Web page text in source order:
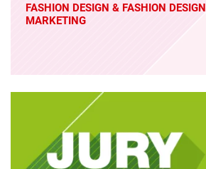
FASHION DESIGN & FASHION DESIGN
MARKETING